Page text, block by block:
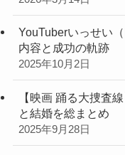
YouTuberいっせい
内容と成功の軌跡
2025年10月2日
【映画 踊る大捜査
と結婚を総まとめ
2025年9月28日